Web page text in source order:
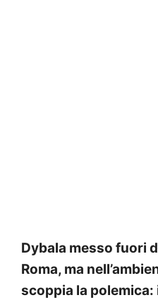
Dybala messo fuori
Roma, ma
scoppia la polemica: